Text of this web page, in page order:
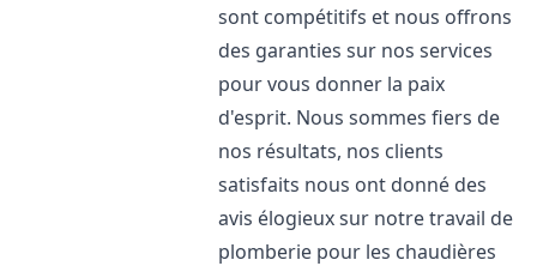
sont compétitifs et nous offrons
des garanties sur nos services
pour vous donner la paix
d'esprit. Nous sommes fiers de
nos résultats, nos clients
satisfaits nous ont donné des
avis élogieux sur notre travail de
plomberie pour les chaudières